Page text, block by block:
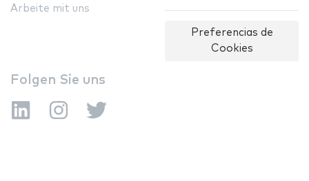
Arbeite mit uns
Preferencias de
Cookies
Folgen Sie uns